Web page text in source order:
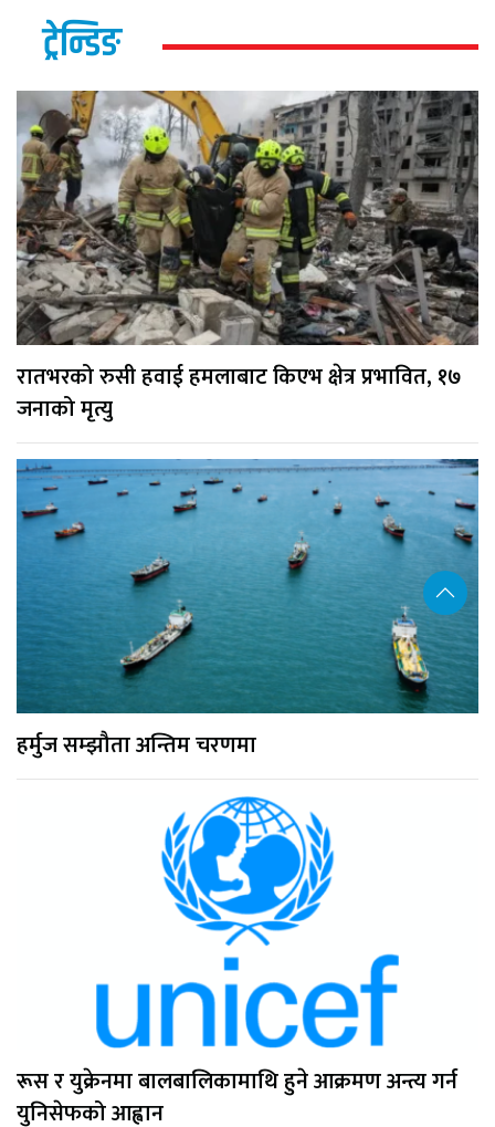
ट्रेन्डिङ
रातभरको रुसी हवाई हमलाबाट किएभ क्षेत्र प्रभावित, १७
जनाको मृत्यु
हर्मुज सम्झौता अन्तिम चरणमा
रूस र युक्रेनमा बालबालिकामाथि हुने आक्रमण अन्त्य गर्न
युनिसेफको आह्वान